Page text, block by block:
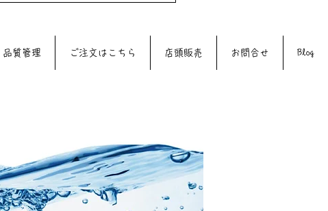
品質管理 ご注文はこちら 店頭販売 お問合せ Blog